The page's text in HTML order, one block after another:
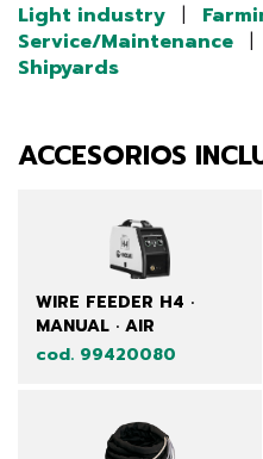
Light industry |
Service/Maintenance |
Shipyards
ACCESORIOS
WIRE FEEDER H4 ·
MANUAL · AIR
cod. 99420080